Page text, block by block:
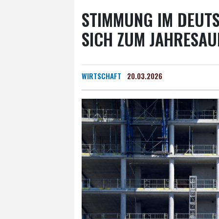
STIMMUNG IM
SICH ZUM
WIRTSCHAFT 20.03.2026